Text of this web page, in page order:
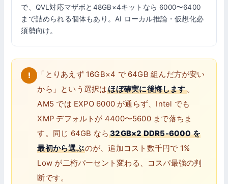
で、QVL対応マザボと48GB×4キットなら 6000〜6400
まで詰められる個体もあり。AI ローカル推論・仮想化必
須勢向け。
「とりあえず 16GB×4 で 64GB 組んだ方が安い
から」という選択はほぼ確実に後悔します。
AM5 では EXPO 6000 が通らず、Intel でも
XMP デフォルトが 4400〜5600 まで落ちま
す。同じ 64GB なら32GB×2 DDR5-6000 を
最初から選ぶのが、追加コスト数千円で 1%
Low が二桁パーセント変わる、コスパ最強の判
断です。